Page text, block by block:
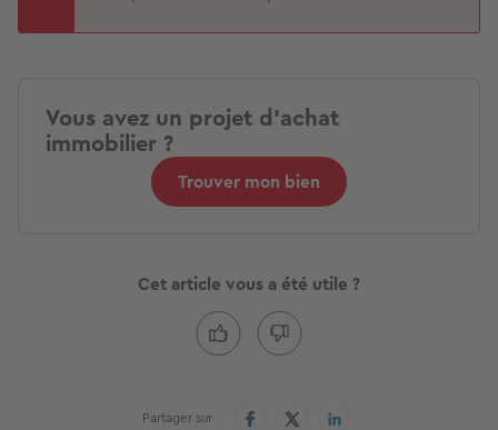
Vous avez un projet d'achat
immobilier ?
Trouver mon bien
Cet article vous a été utile ?
Partager sur